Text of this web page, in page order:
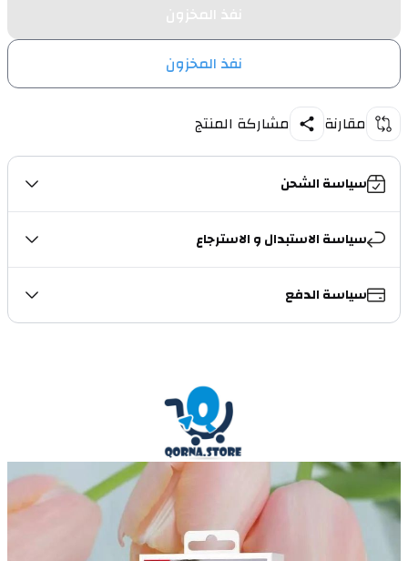
نفذ المخزون
نفذ المخزون
مقارنة مشاركة المنتج
سياسة الشحن
سياسة الاستبدال و الاسترجاع
سياسة الدفع